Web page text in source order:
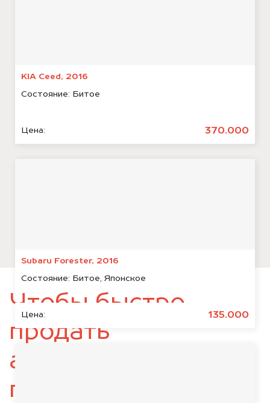
KIA Ceed, 2016
Состояние: Битое
Цена: 370.000
Subaru Forester, 2016
Состояние: Битое, Японское
Цена: 135.000
Чтобы быстро
продать
автомобиль,
подготовьте